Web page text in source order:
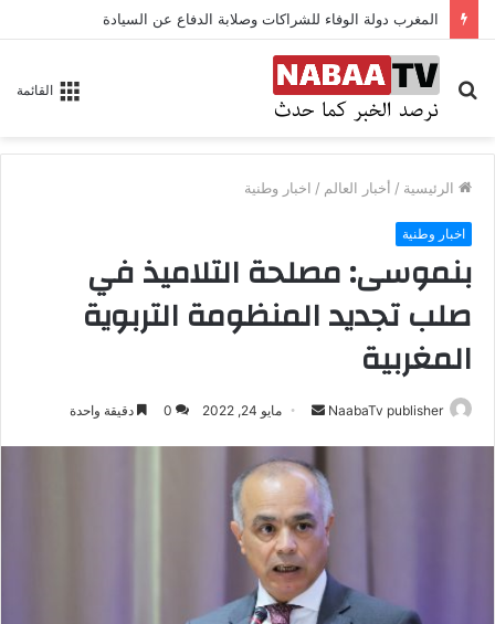
المغرب دولة الوفاء للشراكات وصلابة الدفاع عن السيادة
القائمة
بحث
عن
الرئيسية / أخبار العالم / اخبار وطنية
اخبار وطنية
بنموسى: مصلحة التلاميذ في
صلب تجديد المنظومة التربوية
المغربية
NaabaTv publisher
س
ل
ب
ر
ي
د
مايو 24, 2022 0 دقيقة واحدة